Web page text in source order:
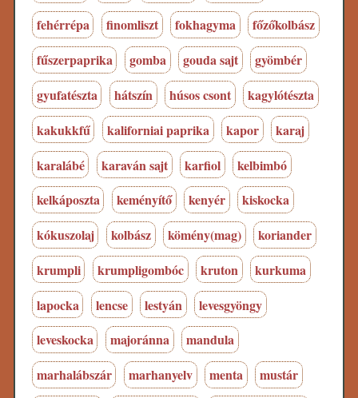
fehérrépa
finomliszt fokhagyma
főzőkolbász
fűszerpaprika
gomba gouda sajt
gyömbér
gyufatészta
hátszín húsos csont
kagylótészta
kakukkfű
kaliforniai paprika kapor
karaj
karalábé
karaván sajt karfiol
kelbimbó
kelkáposzta
keményítő kenyér
kiskocka
kókuszolaj
kolbász kömény(mag)
koriander
krumpli
krumpligombóc kruton
kurkuma
lapocka
lencse lestyán
levesgyöngy
leveskocka
majoránna
mandula
marhalábszár
marhanyelv menta
mustár